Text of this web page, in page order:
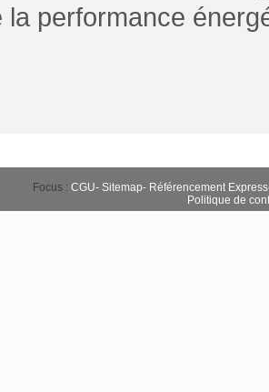
la performance
Focus : CGU- Sitemap- Référencement Express
Politique de